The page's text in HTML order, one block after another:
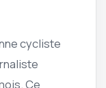
cycliste
Ce